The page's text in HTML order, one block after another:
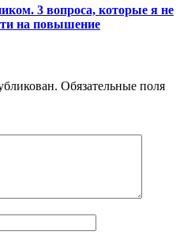
3 вопроса, которые я не
на повышение
Обязательные поля